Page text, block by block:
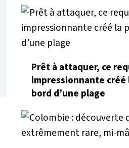
Prêt à attaquer, ce
impressionnante créé
bord d’une plage